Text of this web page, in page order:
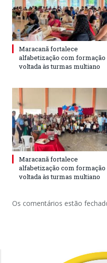
Maracanã fortalece
alfabetização com formação
voltada às turmas multiano
Maracanã fortalece
alfabetização com formação
voltada às turmas multiano
Os comentários estão